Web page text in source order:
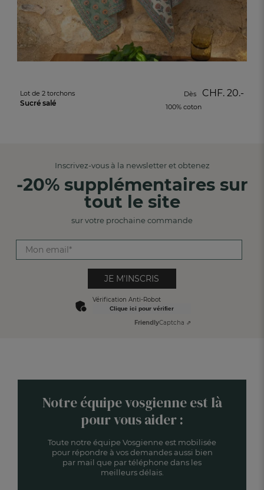
Lot de 2 torchons
Sucré salé
Dès CHF. 20.-
100% coton
Inscrivez-vous à la newsletter et obtenez
-20% supplémentaires sur
tout le site
sur votre prochaine commande
JE M'INSCRIS
Vérification Anti-Robot
Clique ici pour vérifier
FriendlyCaptcha ⇗
Notre équipe vosgienne est là
pour vous aider :
Toute notre équipe Vosgienne est mobilisée
pour répondre à vos demandes aussi bien
par mail que par téléphone dans les
meilleurs délais.